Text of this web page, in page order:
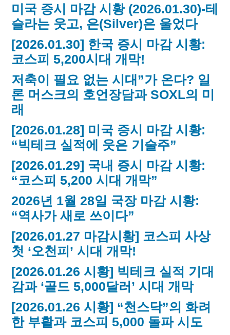
미국 증시 마감 시황 (2026.01.30)-테
슬라는 웃고, 은(Silver)은 울었다
[2026.01.30] 한국 증시 마감 시황:
코스피 5,200시대 개막!
저축이 필요 없는 시대”가 온다? 일
론 머스크의 호언장담과 SOXL의 미
래
[2026.01.28] 미국 증시 마감 시황:
“빅테크 실적에 웃은 기술주”
[2026.01.29] 국내 증시 마감 시황:
“코스피 5,200 시대 개막”
2026년 1월 28일 국장 마감 시황:
“역사가 새로 쓰이다”
[2026.01.27 마감시황] 코스피 사상
첫 ‘오천피’ 시대 개막!
[2026.01.26 시황] 빅테크 실적 기대
감과 ‘골드 5,000달러’ 시대 개막
[2026.01.26 시황] “천스닥”의 화려
한 부활과 코스피 5,000 돌파 시도